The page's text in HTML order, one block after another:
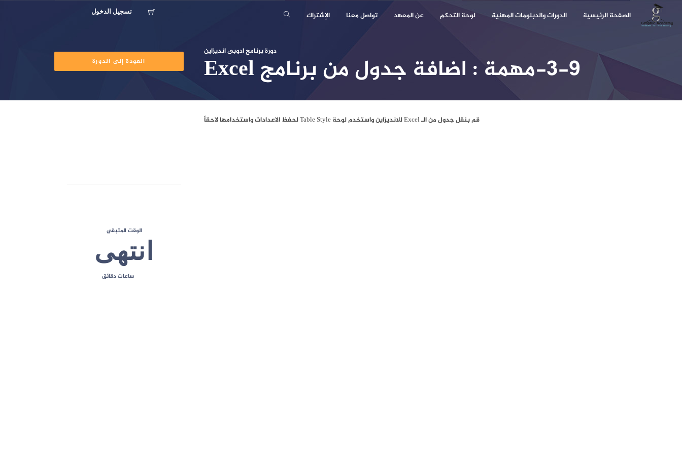
الصفحة الرئيسية الدورات والدبلومات المهنية لوحة التحكم عن المعهد تواصل معنا الإشتراك تسجيل الدخول
دورة برنامج ادوبى انديزاين
3-9-مهمة : اضافة جدول من برنامج Excel العودة إلى الدورة
قم بنقل جدول من الـ Excel للانديزاين واستخدم لوحة Table Style لحفظ الاعدادات واستخدامها لاحقاً
انتهى
الوقت المتبقي
ساعاتدقائق